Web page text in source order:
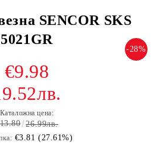
SENCOR SKS
5021GR
-28%
€9.98
Каталожна цена:
26.99лв.
€3.81 (27.61%)